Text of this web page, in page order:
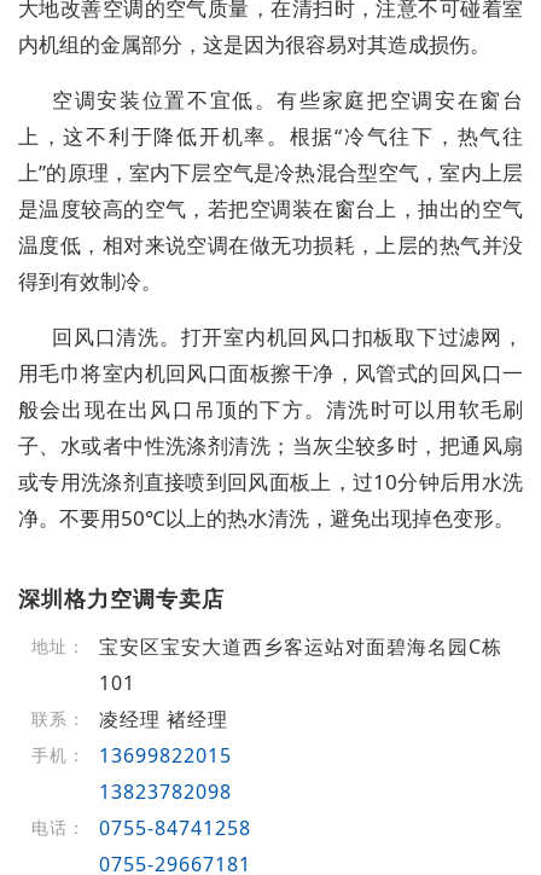
大地改善空调的空气质量，在清扫时，注意不可碰着室
内机组的金属部分，这是因为很容易对其造成损伤。
空调安装位置不宜低。有些家庭把空调安在窗台
上，这不利于降低开机率。根据“冷气往下，热气往
上”的原理，室内下层空气是冷热混合型空气，室内上层
是温度较高的空气，若把空调装在窗台上，抽出的空气
温度低，相对来说空调在做无功损耗，上层的热气并没
得到有效制冷。
回风口清洗。打开室内机回风口扣板取下过滤网，
用毛巾将室内机回风口面板擦干净，风管式的回风口一
般会出现在出风口吊顶的下方。清洗时可以用软毛刷
子、水或者中性洗涤剂清洗；当灰尘较多时，把通风扇
或专用洗涤剂直接喷到回风面板上，过10分钟后用水洗
净。不要用50℃以上的热水清洗，避免出现掉色变形。
深圳格力空调专卖店
地址：
宝安区宝安大道西乡客运站对面碧海名园C栋
101
联系： 凌经理 褚经理
手机：
13699822015
13823782098
电话：
0755-84741258
0755-29667181